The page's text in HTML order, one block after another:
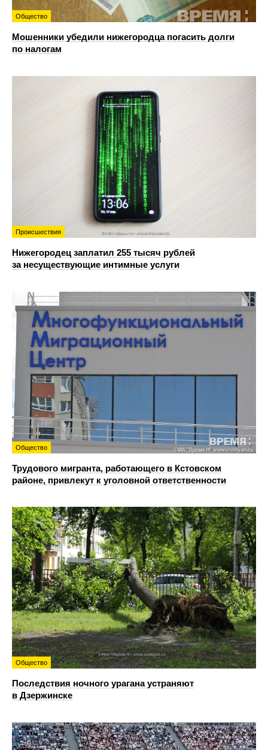
Общество
Мошенники убедили нижегородца погасить долги
по налогам
Происшествия
Нижегородец заплатил 255 тысяч рублей
за несуществующие интимные услуги
Общество
Трудового мигранта, работающего в Кстовском
районе, привлекут к уголовной ответственности
Общество
Последствия ночного урагана устраняют
в Дзержинске